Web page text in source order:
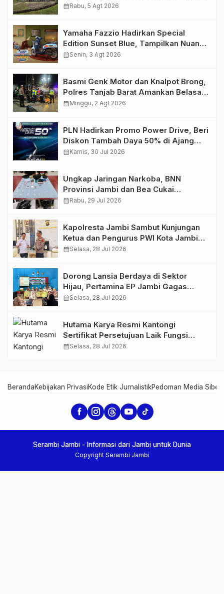
Migas Demi Keselamatan Bersama
calendar_monthRabu, 5 Agt 2026
Yamaha Fazzio Hadirkan Special
Edition Sunset Blue, Tampilkan Nuansa
Retro Summer yang Semakin Skena
calendar_monthSenin, 3 Agt 2026
Basmi Genk Motor dan Knalpot Brong,
Polres Tanjab Barat Amankan Belasan
Kendaraan
calendar_monthMinggu, 2 Agt 2026
PLN Hadirkan Promo Power Drive, Beri
Diskon Tambah Daya 50% di Ajang
GIIAS 2026
calendar_monthKamis, 30 Jul 2026
Ungkap Jaringan Narkoba, BNN
Provinsi Jambi dan Bea Cukai
Amankan Sembilan Pelaku beserta
calendar_monthRabu, 29 Jul 2026
Kapolresta Jambi Sambut Kunjungan
Ketua dan Pengurus PWI Kota Jambi
Perkuat Sinergi dan Kolaborasi
calendar_monthSelasa, 28 Jul 2026
Dorong Lansia Berdaya di Sektor
Hijau, Pertamina EP Jambi Gagas
Lansiapreneur Batik Eco-Print
calendar_monthSelasa, 28 Jul 2026
Hutama Karya Resmi Kantongi
Sertifikat Persetujuan Laik Fungsi
Struktur Jembatan Musi V Tol
calendar_monthSelasa, 28 Jul 2026
BerandaKebijakan PrivasiKode Etik JurnalistikPedoman Media Siber
Serambi Jambi - Informasi dari Jambi untuk Dunia
Copyright Serambi Jambi